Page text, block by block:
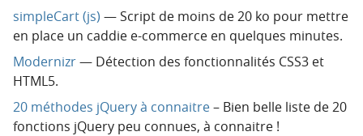
simpleCart (js) — Script de moins de 20 ko pour mettre
en place un caddie e-commerce en quelques minutes.
Modernizr— Détection des fonctionnalités CSS3 et
HTML5.
20 méthodes jQuery à connaitre– Bien belle liste de 20
fonctions jQuery peu connues, à connaitre !